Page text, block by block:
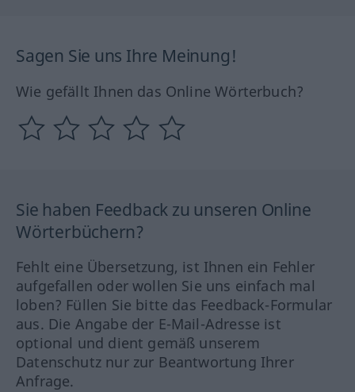
Sagen Sie uns Ihre Meinung!
Wie gefällt Ihnen das Online Wörterbuch?
Sie haben Feedback zu unseren Online
Wörterbüchern?
Fehlt eine Übersetzung, ist Ihnen ein Fehler
aufgefallen oder wollen Sie uns einfach mal
loben? Füllen Sie bitte das Feedback-Formular
aus. Die Angabe der E-Mail-Adresse ist
optional und dient gemäß unserem
Datenschutz nur zur Beantwortung Ihrer
Anfrage.